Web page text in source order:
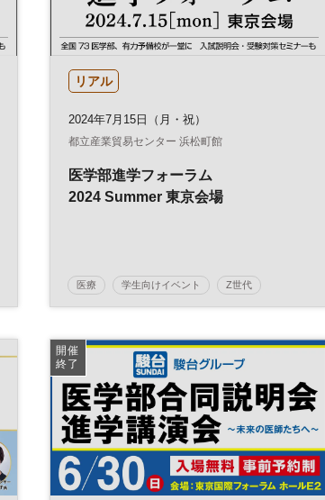
リアル
2024年7月15日（月・祝）
都立産業貿易センター 浜松町館
医学部進学フォーラム
2024 Summer 東京会場
医療 学生向けイベント Z世代
進学 教育 参加無料 土日祝開催
開催
終了